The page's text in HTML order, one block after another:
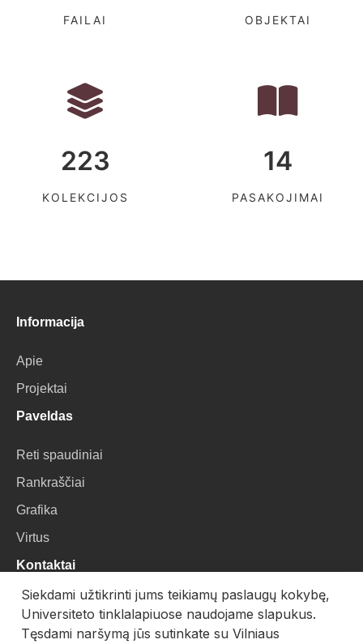
FAILAI OBJEKTAI
223
KOLEKCIJOS
14
PASAKOJIMAI
Informacija
Apie
Projektai
Paveldas
Reti spaudiniai
Rankraščiai
Grafika
Virtus
Kontaktai
VU Biblioteka
Universiteto g. 3, LT-01122, Vilnius
Siekdami užtikrinti jums teikiamų paslaugų kokybę,
Universiteto tinklalapiuose naudojame slapukus.
Tęsdami naršymą jūs sutinkate su Vilniaus